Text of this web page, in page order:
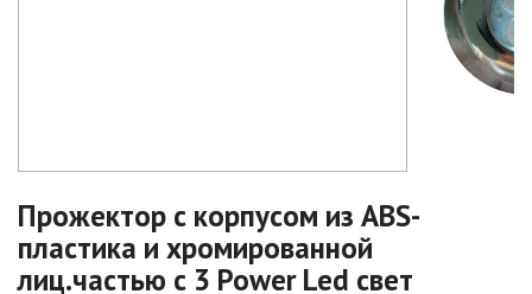
Прожектор с корпусом из ABS-
пластика и хромированной
лиц.частью с 3 Power Led свет